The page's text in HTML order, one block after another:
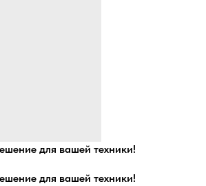
для вашей техники!
для вашей техники!